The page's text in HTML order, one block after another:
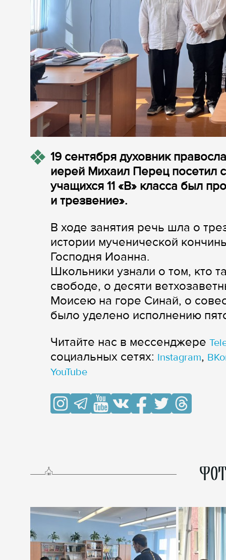
19 сентября духовник
иерей Михаил Перец
учащихся 11 «В» класса был
и трезвение».
В ходе занятия речь шла о
истории мученической
Господня Иоанна.
Школьники узнали о том, кто
свободе, о десяти
Моисею на горе Синай, о
было уделено исполнению
Читайте нас в мессенджере
cоциальных сетях: Instagram,
YouTube